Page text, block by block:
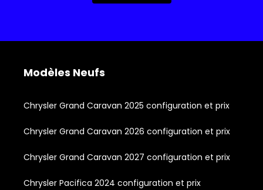
Modèles Neufs
Chrysler Grand Caravan 2025 configuration et prix
Chrysler Grand Caravan 2026 configuration et prix
Chrysler Grand Caravan 2027 configuration et prix
Chrysler Pacifica 2024 configuration et prix